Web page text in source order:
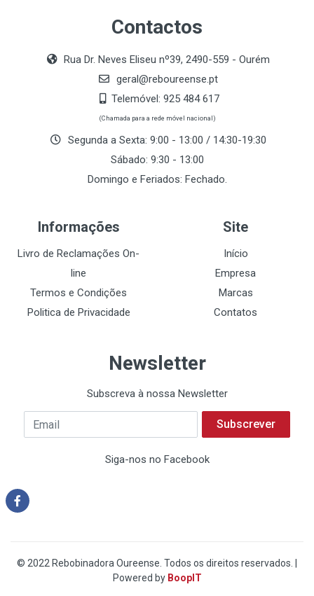
Contactos
Rua Dr. Neves Eliseu nº39, 2490-559 - Ourém
geral@reboureense.pt
Telemóvel: 925 484 617
(Chamada para a rede móvel nacional)
Segunda a Sexta: 9:00 - 13:00 / 14:30-19:30
Sábado: 9:30 - 13:00
Domingo e Feriados: Fechado.
Informações
Livro de Reclamações On-
line
Termos e Condições
Politica de Privacidade
Site
Início
Empresa
Marcas
Contatos
Newsletter
Subscreva à nossa Newsletter
Subscrever
Siga-nos no Facebook
© 2022 Rebobinadora Oureense. Todos os direitos reservados. |
Powered by BoopIT